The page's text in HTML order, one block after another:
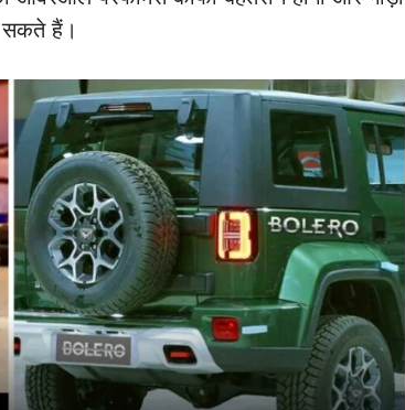
सकते हैं।